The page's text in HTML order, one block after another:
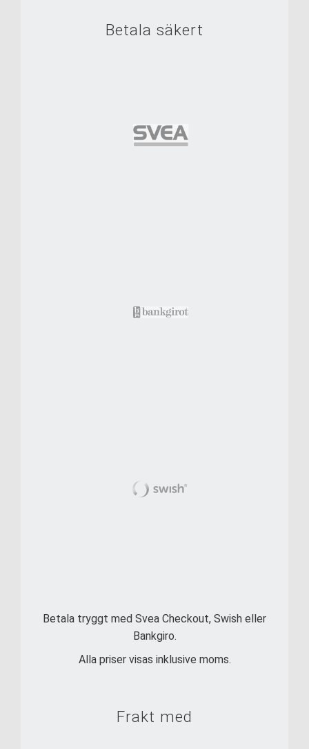
Betala säkert
Betala tryggt med Svea Checkout, Swish eller
Bankgiro.
Alla priser visas inklusive moms.
Frakt med